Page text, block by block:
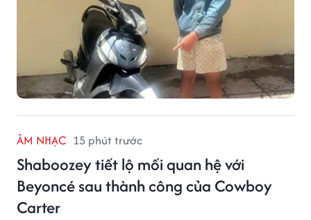
ÂM NHẠC 15 phút trước
Shaboozey tiết lộ mối quan hệ với
Beyoncé sau thành công của Cowboy
Carter